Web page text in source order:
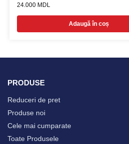
24.000 MDL
Adaugă în coș
PRODUSE
Reduceri de pret
Produse noi
Cele mai cumparate
Toate Produsele